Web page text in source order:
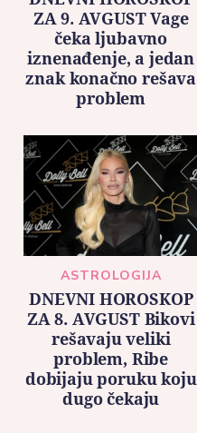
ZA 9. AVGUST Vage
čeka ljubavno
iznenađenje, a jedan
znak konačno rešava
problem
ASTROLOGIJA
DNEVNI HOROSKOP
ZA 8. AVGUST Bikovi
rešavaju veliki
problem, Ribe
dobijaju poruku koju
dugo čekaju